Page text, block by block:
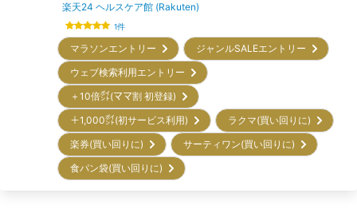
楽天24 ヘルスケア館 (Rakuten)
1件
マラソンエントリー
ジャンルSALEエントリー
ウェブ検索利用エントリー
＋10倍㌽(ママ割 初登録)
＋1,000㌽(初サービス利用)
ラクマ(買い回りに)
楽券(買い回りに)
サーティワン(買い回りに)
食パン袋(買い回りに)